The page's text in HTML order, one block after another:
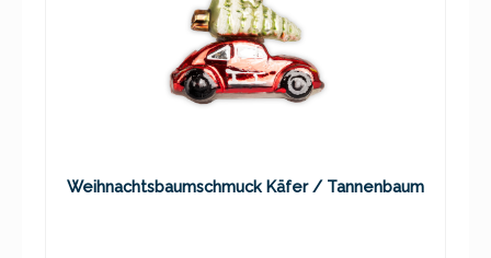
Weihnachtsbaumschmuck Käfer / Tannenbaum